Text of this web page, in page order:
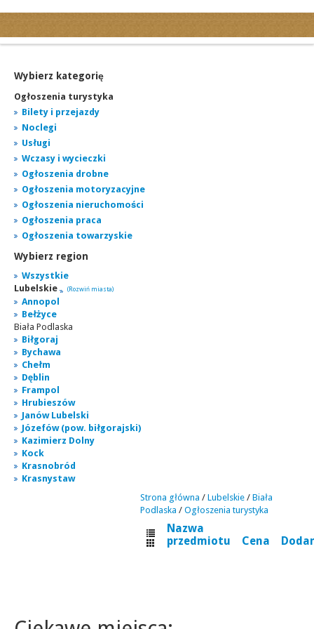
Ogłoszenia motoryzacyjne
Ogłoszenia nieruchomości
Ogłoszenia praca
Ogłoszenia turystyka
Ogłoszenia towarzyskie
Regiony
miasta...
Wybierz kategorię
Ogłoszenia turystyka
Bilety i przejazdy
Noclegi
Usługi
Wczasy i wycieczki
Ogłoszenia drobne
Ogłoszenia motoryzacyjne
Ogłoszenia nieruchomości
Ogłoszenia praca
Ogłoszenia towarzyskie
Wybierz region
Wszystkie
Lubelskie
(Rozwiń miasta)
Annopol
Bełżyce
Biała Podlaska
Biłgoraj
Bychawa
Chełm
Dęblin
Frampol
Hrubieszów
Janów Lubelski
Józefów (pow. biłgorajski)
Kazimierz Dolny
Kock
Krasnobród
Krasnystaw
Strona główna / Lubelskie / Biała
Podlaska / Ogłoszenia turystyka
Nazwa
przedmiotu
Cena